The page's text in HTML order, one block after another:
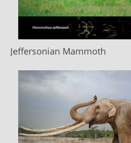
Jeffersonian Mammoth